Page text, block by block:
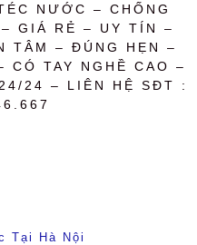
NƯỚC – CHỐNG
GIÁ RẺ – UY TÍN –
TÂM – ĐÚNG HẸN –
TAY NGHỀ CAO –
24 – LIÊN HỆ SĐT :
Tại Hà Nội